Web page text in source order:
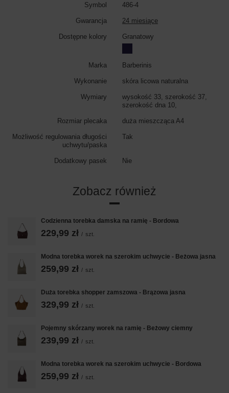
Symbol 486-4
Gwarancja 24 miesiące
Dostępne kolory Granatowy
Marka Barberinis
Wykonanie skóra licowa naturalna
Wymiary
wysokość 33, szerokość 37,
szerokość dna 10,
Rozmiar plecaka duża mieszcząca A4
Możliwość regulowania długości
uchwytu/paska
Tak
Dodatkowy pasek Nie
Zobacz również
Codzienna torebka damska na ramię - Bordowa
229,99 zł / szt.
Modna torebka worek na szerokim uchwycie - Beżowa jasna
259,99 zł / szt.
Duża torebka shopper zamszowa - Brązowa jasna
329,99 zł / szt.
Pojemny skórzany worek na ramię - Beżowy ciemny
239,99 zł / szt.
Modna torebka worek na szerokim uchwycie - Bordowa
259,99 zł / szt.